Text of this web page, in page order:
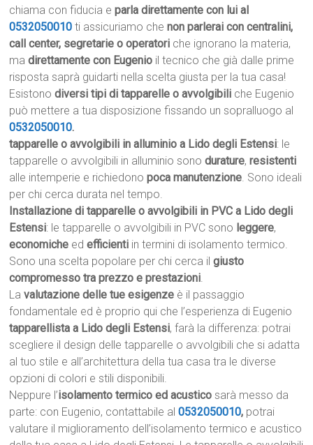
chiama con fiducia eparla direttamente con lui al
0532050010 ti assicuriamo chenon parlerai con centralini,
call center, segretarie o operatori che ignorano la materia,
madirettamente con Eugenio il tecnico che già dalle prime
risposta saprà guidarti nella scelta giusta per la tua casa!
Esistonodiversi tipi di tapparelle o avvolgibili che Eugenio
può mettere a tua disposizione fissando un sopralluogo al
0532050010.
tapparelle o avvolgibili in alluminio a Lido degli Estensi: le
tapparelle o avvolgibili in alluminio sonodurature,resistenti
alle intemperie e richiedonopoca manutenzione. Sono ideali
per chi cerca durata nel tempo.
Installazione di tapparelle o avvolgibili in PVC a Lido degli
Estensi: le tapparelle o avvolgibili in PVC sono leggere,
economiche edefficienti in termini di isolamento termico.
Sono una scelta popolare per chi cerca ilgiusto
compromesso tra prezzo e prestazioni.
Lavalutazione delle tue esigenze è il passaggio
fondamentale ed è proprio qui che l’esperienza di Eugenio
tapparellista a Lido degli Estensi, farà la differenza: potrai
scegliere il design delle tapparelle o avvolgibili che si adatta
al tuo stile e all’architettura della tua casa tra le diverse
opzioni di colori e stili disponibili.
Neppure l’isolamento termico ed acustico sarà messo da
parte: con Eugenio, contattabile al0532050010, potrai
valutare il miglioramento dell’isolamento termico e acustico